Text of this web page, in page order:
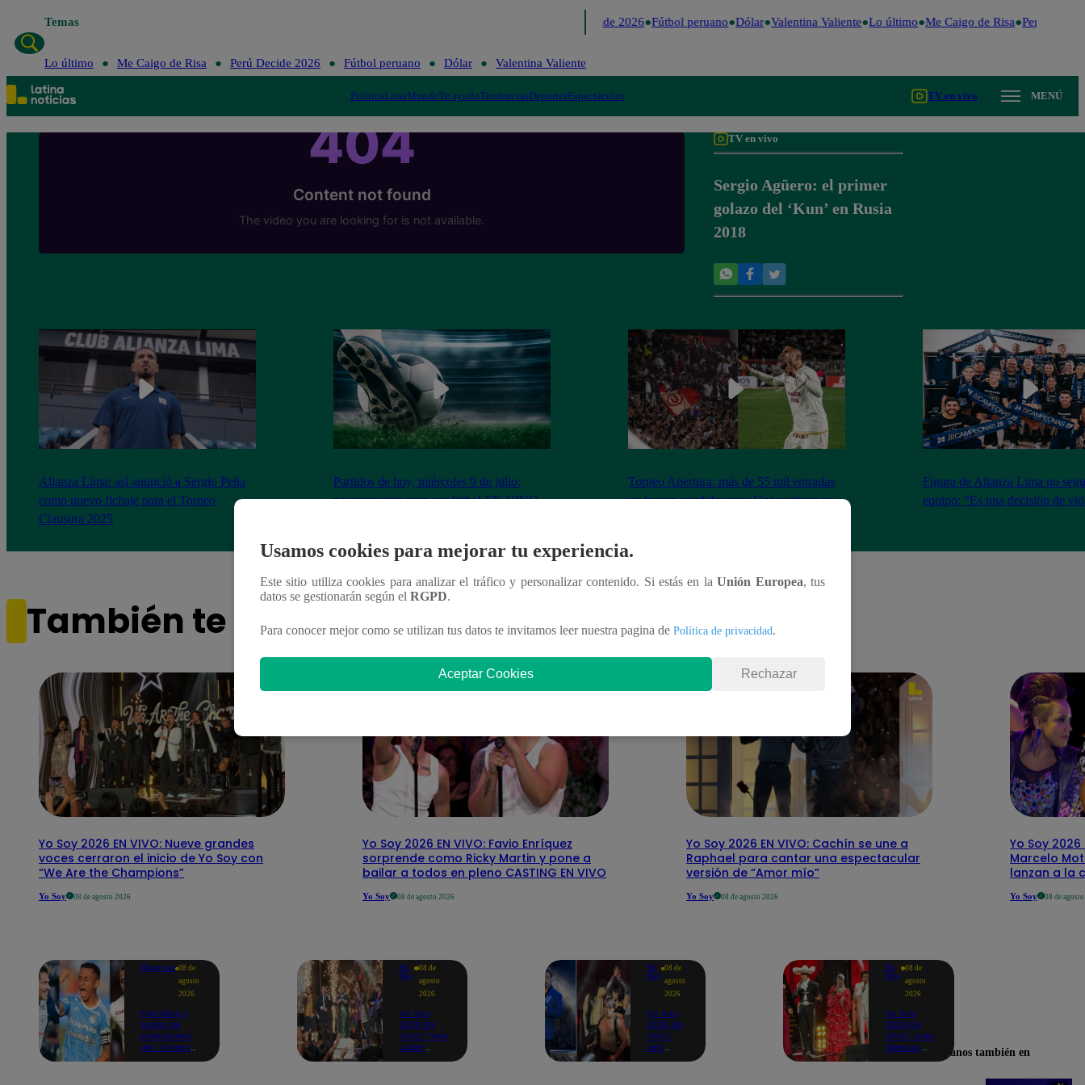
Temas Perú Decide 2026 Fútbol peruano Dólar Valentina Valiente Lo último Me Caigo de Risa Perú Decide
Lo último Me Caigo de Risa Perú Decide 2026 Fútbol peruano Dólar Valentina Valiente
PolíticaLimaMundoTe ayudoTendenciasDeportesEspectáculos TV en vivo MENÚ
TV en vivo
Sergio Agüero: el primer
golazo del ‘Kun’ en Rusia
2018
Alianza Lima: así anunció a Sergio Peña
como nuevo fichaje para el Torneo
Clausura 2025
Partidos de hoy, miércoles 9 de julio:
programación para ver fútbol EN VIVO
Torneo Apertura: más de 55 mil entradas
ya fueron vendidas para Universitario vs
Figura de Alianza Lima no
equipo: “Es una decisión de
También te puede interesar
Yo Soy 2026 EN VIVO: Nueve grandes
voces cerraron el inicio de Yo Soy con
“We Are the Champions”
Yo Soy 08 de agosto 2026
Yo Soy 2026 EN VIVO: Favio Enríquez
sorprende como Ricky Martin y pone a
bailar a todos en pleno CASTING EN VIVO
Yo Soy 08 de agosto 2026
Yo Soy 2026 EN VIVO: Cachín se une a
Raphael para cantar una espectacular
versión de “Amor mío”
Yo Soy 08 de agosto 2026
Yo Soy 2026
Marcelo
lanzan a la
Yo Soy 08 de
Deportes 08 de
agosto
2026
Partidos y
tabla de
posiciones
del Torneo
Yo
Soy
08 de
agosto
2026
Yo Soy
2026 EN
VIVO: “Hey
Jude”
Yo
Soy
08 de
agosto
2026
Yo Soy
2026 EN
VIVO:
Jely
Yo
Soy
08 de
agosto
2026
Yo Soy
2026 EN
VIVO: Julio
Iglesias,
Usamos cookies para mejorar tu experiencia.
Este sitio utiliza cookies para analizar el tráfico y personalizar contenido. Si estás en laUnión Europea, tus
datos se gestionarán según el RGPD.
Para conocer mejor como se utilizan tus datos te invitamos leer nuestra pagina de Política de privacidad.
Aceptar Cookies Rechazar
Encuéntranos también en